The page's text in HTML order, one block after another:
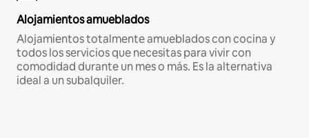
Alojamientos amueblados
Alojamientos totalmente amueblados con cocina y
todos los servicios que necesitas para vivir con
comodidad durante un mes o más. Es la alternativa
ideal a un subalquiler.